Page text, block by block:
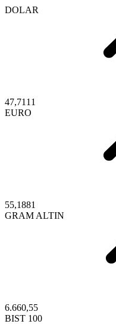
DOLAR
47,7111
EURO
55,1881
GRAM ALTIN
6.660,55
BIST 100